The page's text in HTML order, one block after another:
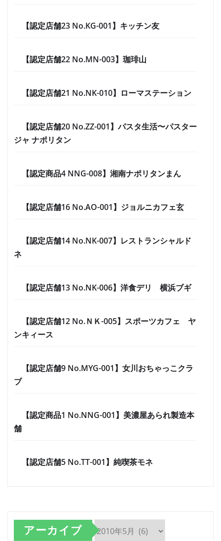
【認定店舗23 No.KG-001】キッチン友
【認定店舗22 No.MN-003】珈琲山
【認定店舗21 No.NK-010】ローマステーション
【認定店舗20 No.ZZ-001】パスタ生活〜パスター
ジャ ナポリタン
【認定商品4 NNG-008】湘南ナポリタンまん
【認定店舗16 No.AO-001】ジョルニカフェ玄
【認定店舗14 No.NK-007】レストランシャルド
ネ
【認定店舗13 No.NK-006】洋食デリ 横浜ブギ
【認定店舗12 No.ＮＫ-005】スポーツカフェ ヤ
ンキィース
【認定店舗9 No.MYG-001】女川おちゃっこクラ
ブ
【認定商品1 No.NNG-001】美濃屋あられ製造本
舗
【認定店舗5 No.TT-001】純喫茶モネ
アーカイブ